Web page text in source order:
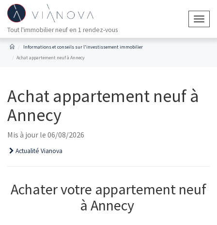
Tout l'immobilier neuf en 1 rendez-vous
Informations et conseils sur l'investissement immobilier
Achat appartement neuf à Annecy
Achat appartement neuf à
Annecy
Mis à jour le 06/08/2026
Actualité Vianova
Achater votre appartement neuf
à Annecy